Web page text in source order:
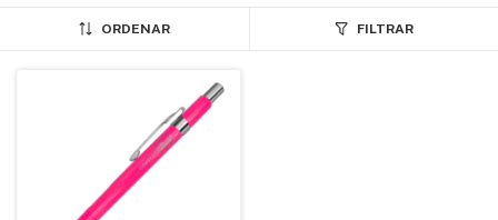
ORDENAR FILTRAR